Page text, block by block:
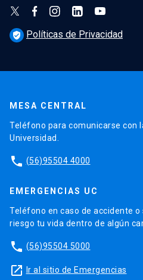
verified_user Políticas de Privacidad
MESA CENTRAL
Teléfono para comunicarse con
Universidad.
phone (56)95504 4000
EMERGENCIAS UC
Teléfono en caso de accidente
riesgo tu vida dentro de algún
phone (56)95504 5000
launch Ir al sitio de Emergencias